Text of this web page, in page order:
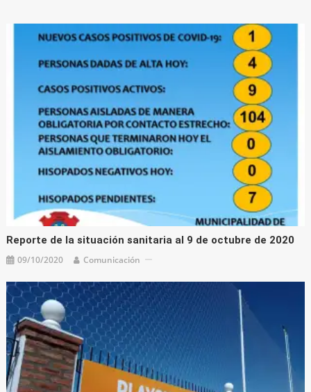
Reporte de la situación sanitaria al 9 de octubre de 2020
09/10/2020 Comunicación